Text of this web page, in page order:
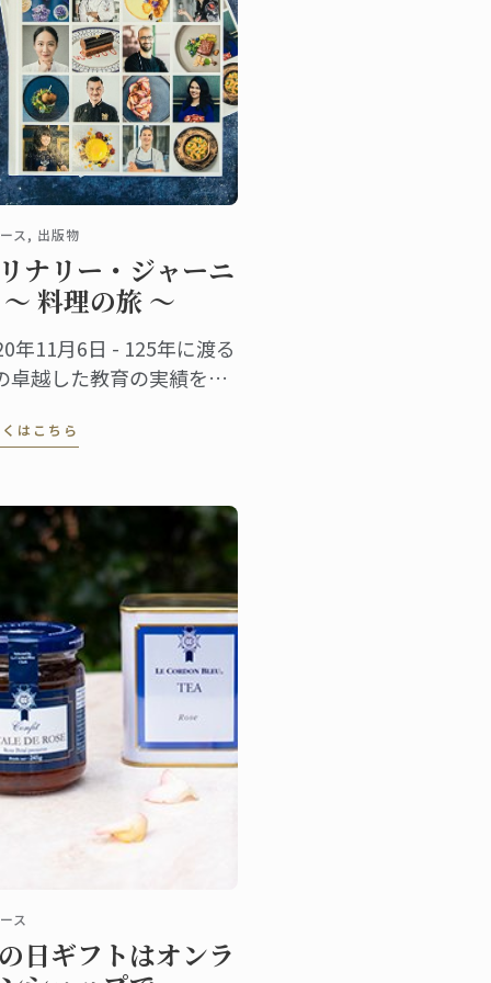
ス, 出版物
ナリー・ジャーニ
料理の旅 ～
年11月6日 - 125年に渡る
卓越した教育の実績を祝
世界中に広がる卒業生か
はこちら
ス
日ギフトはオンラ